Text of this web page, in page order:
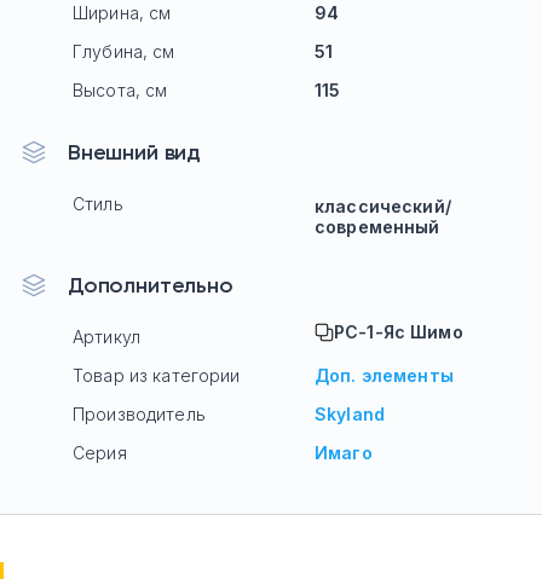
Ширина, см
94
Глубина, см
51
Высота, см
115
Внешний вид
Стиль
классический/
современный
Дополнительно
Артикул РС-1-Яс Шимо
Товар из категории
Доп. элементы
Производитель
Skyland
Серия
Имаго